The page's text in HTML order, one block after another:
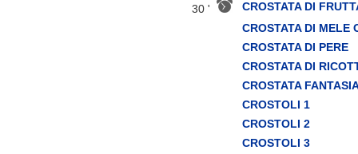
30 '
CROSTATA DI
CROSTATA DI MELE
CROSTATA DI PERE
CROSTATA DI
CROSTATA
CROSTOLI 1
CROSTOLI 2
CROSTOLI 3